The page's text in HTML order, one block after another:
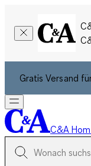
Gratis Versand
C&A